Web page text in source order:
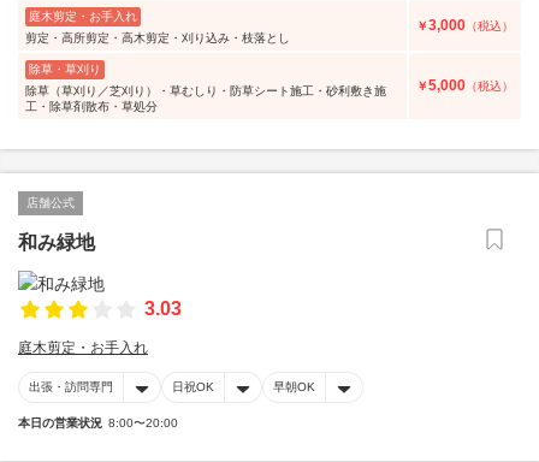
庭木剪定・お手入れ
剪定・高所剪定・高木剪定・刈り込み・枝落とし
￥3,000 （税込）
除草・草刈り
除草（草刈り／芝刈り）・草むしり・防草シート施工・砂利敷き施
工・除草剤散布・草処分
￥5,000 （税込）
店舗公式
和み緑地
3.03
庭木剪定・お手入れ
出張・訪問専門 日祝OK 早朝OK
本日の営業状況 8:00〜20:00